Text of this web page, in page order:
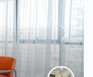
Next